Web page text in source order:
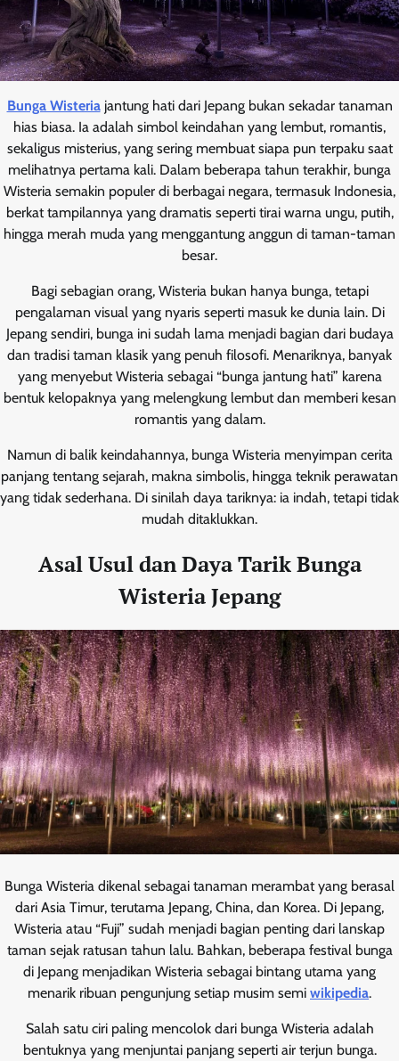
Bunga Wisteriajantung hati dari Jepang bukan sekadar tanaman
hias biasa. Ia adalah simbol keindahan yang lembut, romantis,
sekaligus misterius, yang sering membuat siapa pun terpaku saat
melihatnya pertama kali. Dalam beberapa tahun terakhir, bunga
Wisteria semakin populer di berbagai negara, termasuk Indonesia,
berkat tampilannya yang dramatis seperti tirai warna ungu, putih,
hingga merah muda yang menggantung anggun di taman-taman
besar.
Bagi sebagian orang, Wisteria bukan hanya bunga, tetapi
pengalaman visual yang nyaris seperti masuk ke dunia lain. Di
Jepang sendiri, bunga ini sudah lama menjadi bagian dari budaya
dan tradisi taman klasik yang penuh filosofi. Menariknya, banyak
yang menyebut Wisteria sebagai “bunga jantung hati” karena
bentuk kelopaknya yang melengkung lembut dan memberi kesan
romantis yang dalam.
Namun di balik keindahannya, bunga Wisteria menyimpan cerita
panjang tentang sejarah, makna simbolis, hingga teknik perawatan
yang tidak sederhana. Di sinilah daya tariknya: ia indah, tetapi tidak
mudah ditaklukkan.
Asal Usul dan Daya Tarik Bunga
Wisteria Jepang
Bunga Wisteria dikenal sebagai tanaman merambat yang berasal
dari Asia Timur, terutama Jepang, China, dan Korea. Di Jepang,
Wisteria atau “Fuji” sudah menjadi bagian penting dari lanskap
taman sejak ratusan tahun lalu. Bahkan, beberapa festival bunga
di Jepang menjadikan Wisteria sebagai bintang utama yang
menarik ribuan pengunjung setiap musim semi wikipedia.
Salah satu ciri paling mencolok dari bunga Wisteria adalah
bentuknya yang menjuntai panjang seperti air terjun bunga.